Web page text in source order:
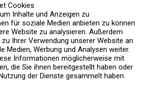
Cookies
Inhalte und Anzeigen zu
für soziale Medien anbieten zu können
Website zu analysieren. Außerdem
Ihrer Verwendung unserer Website an
Medien, Werbung und Analysen weiter.
Informationen möglicherweise mit
die Sie ihnen bereitgestellt haben oder
der Dienste gesammelt haben.
Produkte
Permanent Make-